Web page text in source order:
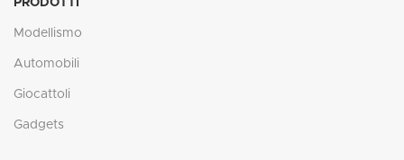
PRODOTTI
Modellismo
Automobili
Giocattoli
Gadgets